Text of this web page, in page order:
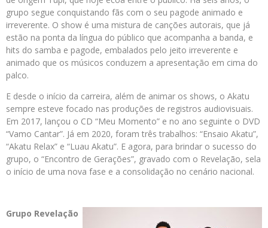
grupo segue conquistando fãs com o seu pagode animado e
irreverente. O show é uma mistura de canções autorais, que já
estão na ponta da língua do público que acompanha a banda, e
hits do samba e pagode, embalados pelo jeito irreverente e
animado que os músicos conduzem a apresentação em cima do
palco.
E desde o início da carreira, além de animar os shows, o Akatu
sempre esteve focado nas produções de registros audiovisuais.
Em 2017, lançou o CD “Meu Momento” e no ano seguinte o DVD
“Vamo Cantar”. Já em 2020, foram três trabalhos: “Ensaio Akatu”,
“Akatu Relax” e “Luau Akatu”. E agora, para brindar o sucesso do
grupo, o “Encontro de Gerações”, gravado com o Revelação, sela
o início de uma nova fase e a consolidação no cenário nacional.
Grupo Revelação